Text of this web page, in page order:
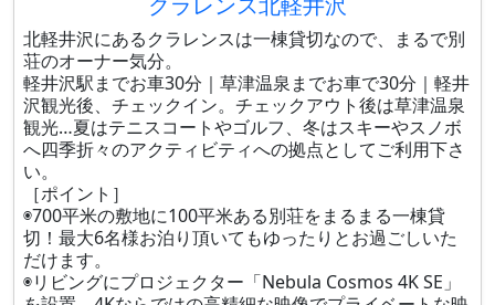
北軽井沢にあるクラレンスは一棟貸切なので、まるで別
荘のオーナー気分。
軽井沢駅までお車30分｜草津温泉までお車で30分｜軽井
沢観光後、チェックイン。チェックアウト後は草津温泉
観光…夏はテニスコートやゴルフ、冬はスキーやスノボ
へ四季折々のアクティビティへの拠点としてご利用下さ
い。
［ポイント］
◉700平米の敷地に100平米ある別荘をまるまる一棟貸
切！最大6名様お泊り頂いてもゆったりとお過ごしいた
だけます。
◉リビングにプロジェクター「Nebula Cosmos 4K SE」